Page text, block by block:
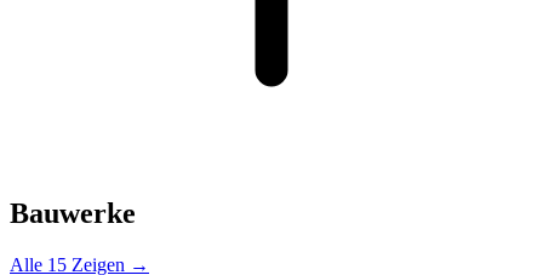
Bauwerke
Alle 15 Zeigen →